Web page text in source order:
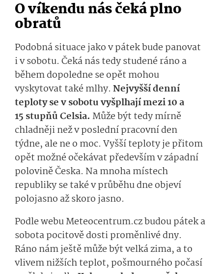
O víkendu nás čeká plno
obratů
Podobná situace jako v pátek bude panovat
i v sobotu. Čeká nás tedy studené ráno a
během dopoledne se opět mohou
vyskytovat také mlhy. Nejvyšší denní
teploty se v sobotu vyšplhají mezi 10 a
15 stupňů Celsia. Může být tedy mírně
chladněji než v poslední pracovní den
týdne, ale ne o moc. Vyšší teploty je přitom
opět možné očekávat především v západní
polovině Česka. Na mnoha místech
republiky se také v průběhu dne objeví
polojasno až skoro jasno.
Podle webu Meteocentrum.cz budou pátek a
sobota pocitově dosti proměnlivé dny.
Ráno nám ještě může být velká zima, a to
vlivem nižších teplot, pošmourného počasí